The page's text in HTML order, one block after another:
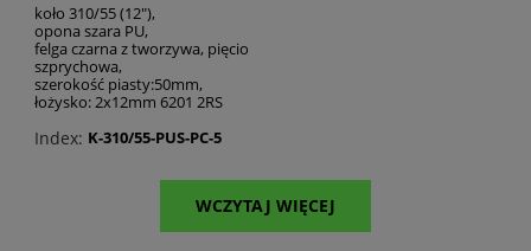
koło 310/55 (12"),
opona szara PU,
felga czarna z tworzywa, pięcio
szprychowa,
szerokość piasty:50mm,
łożysko: 2x12mm 6201 2RS
Index: K-310/55-PUS-PC-5
WCZYTAJ WIĘCEJ